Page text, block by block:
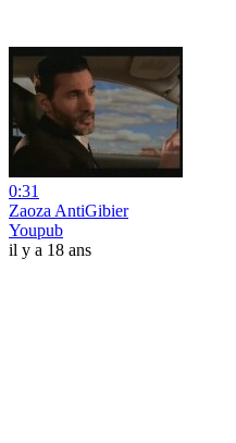
0:31
Zaoza AntiGibier
Youpub
il y a 18 ans